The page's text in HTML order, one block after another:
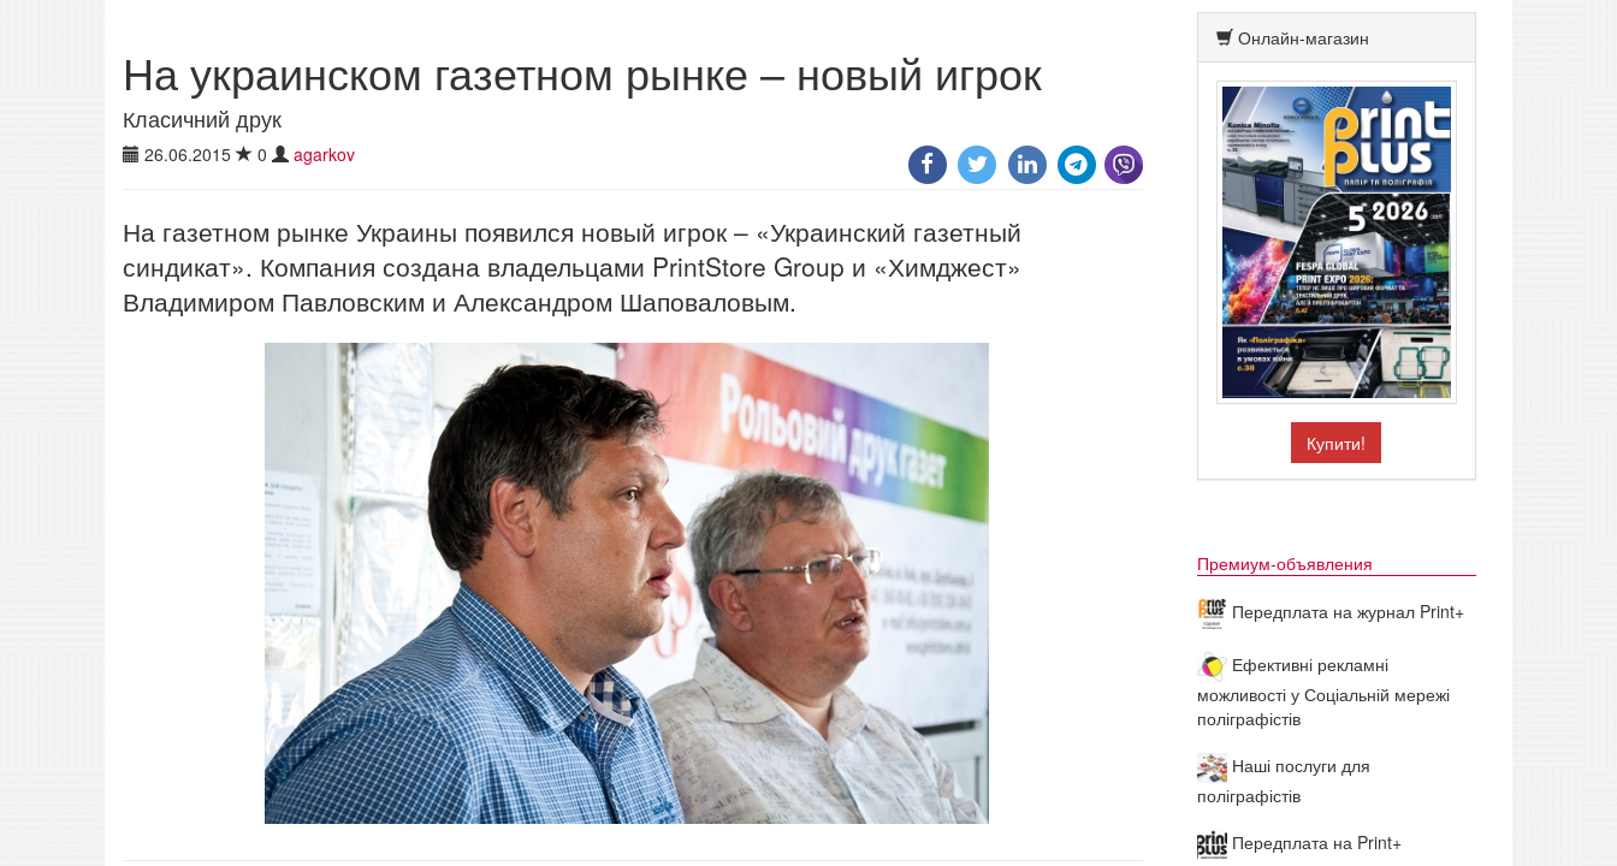
На украинском газетном рынке – новый игрок
Класичний друк
26.06.2015 0 agarkov
На газетном рынке Украины появился новый игрок – «Украинский газетный
синдикат». Компания создана владельцами PrintStore Group и «Химджест»
Владимиром Павловским и Александром Шаповаловым.
Онлайн-магазин
Купити!
Премиум-объявления
Передплата на журнал Print+
Ефективні рекламні
можливості у Соціальній мережі
поліграфістів
Наші послуги для
поліграфістів
Передплата на Print+